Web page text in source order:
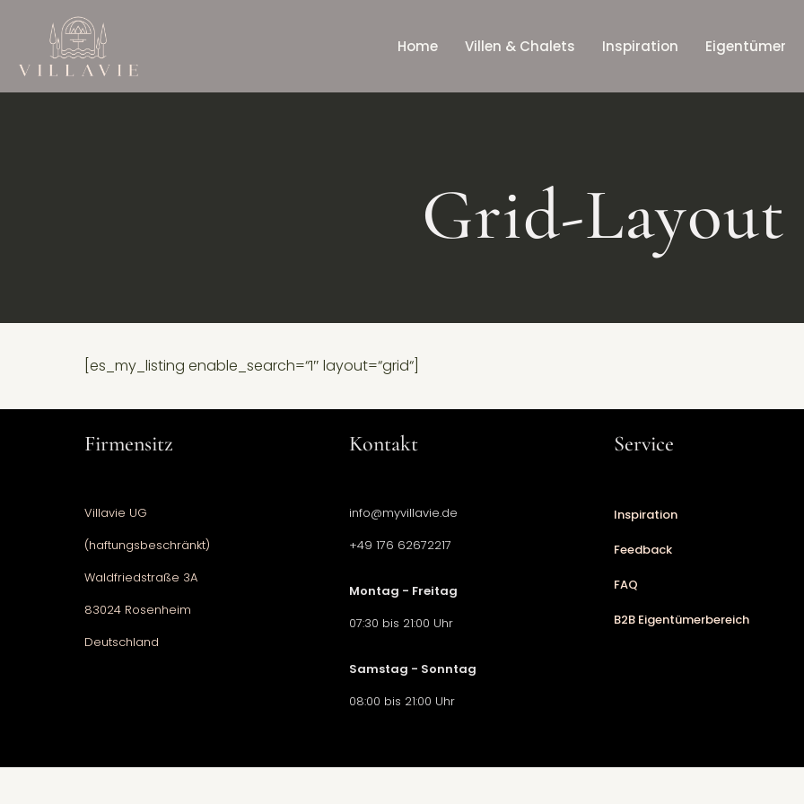
Home Villen & Chalets Inspiration Eigentümer
Grid-Layout
[es_my_listing enable_search=“1″ layout=“grid“]
Firmensitz
Villavie UG
(haftungsbeschränkt)
Waldfriedstraße 3A
83024 Rosenheim
Deutschland
Kontakt
info@myvillavie.de
+49 176 62672217
Montag - Freitag
07:30 bis 21:00 Uhr
Samstag - Sonntag
08:00 bis 21:00 Uhr
Service
Inspiration
Feedback
FAQ
B2B Eigentümerbereich